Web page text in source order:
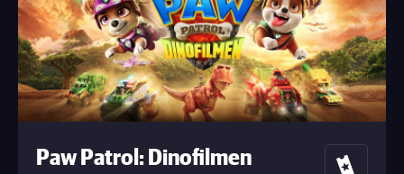
Paw Patrol: Dinofilmen Billetter